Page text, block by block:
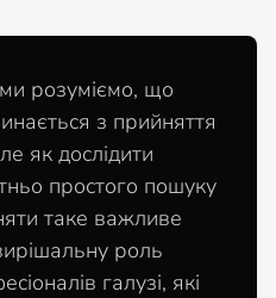
розуміємо, що
з прийняття
як дослідити
простого пошуку
таке важливе
роль
галузі, які